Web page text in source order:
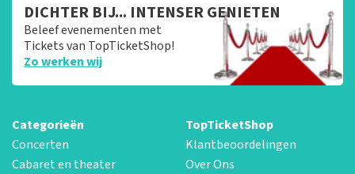
DICHTER BIJ... INTENSER GENIETEN
Beleef evenementen met
Tickets van TopTicketShop!
Zo werken wij
Categorieën
Concerten
Cabaret en theater
TopTicketShop
Klantbeoordelingen
Over Ons